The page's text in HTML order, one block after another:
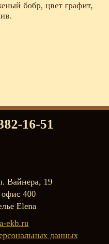
бобр, цвет графит,
16-51
Вайнера, 19
400
Elena
ekb.ru
данных